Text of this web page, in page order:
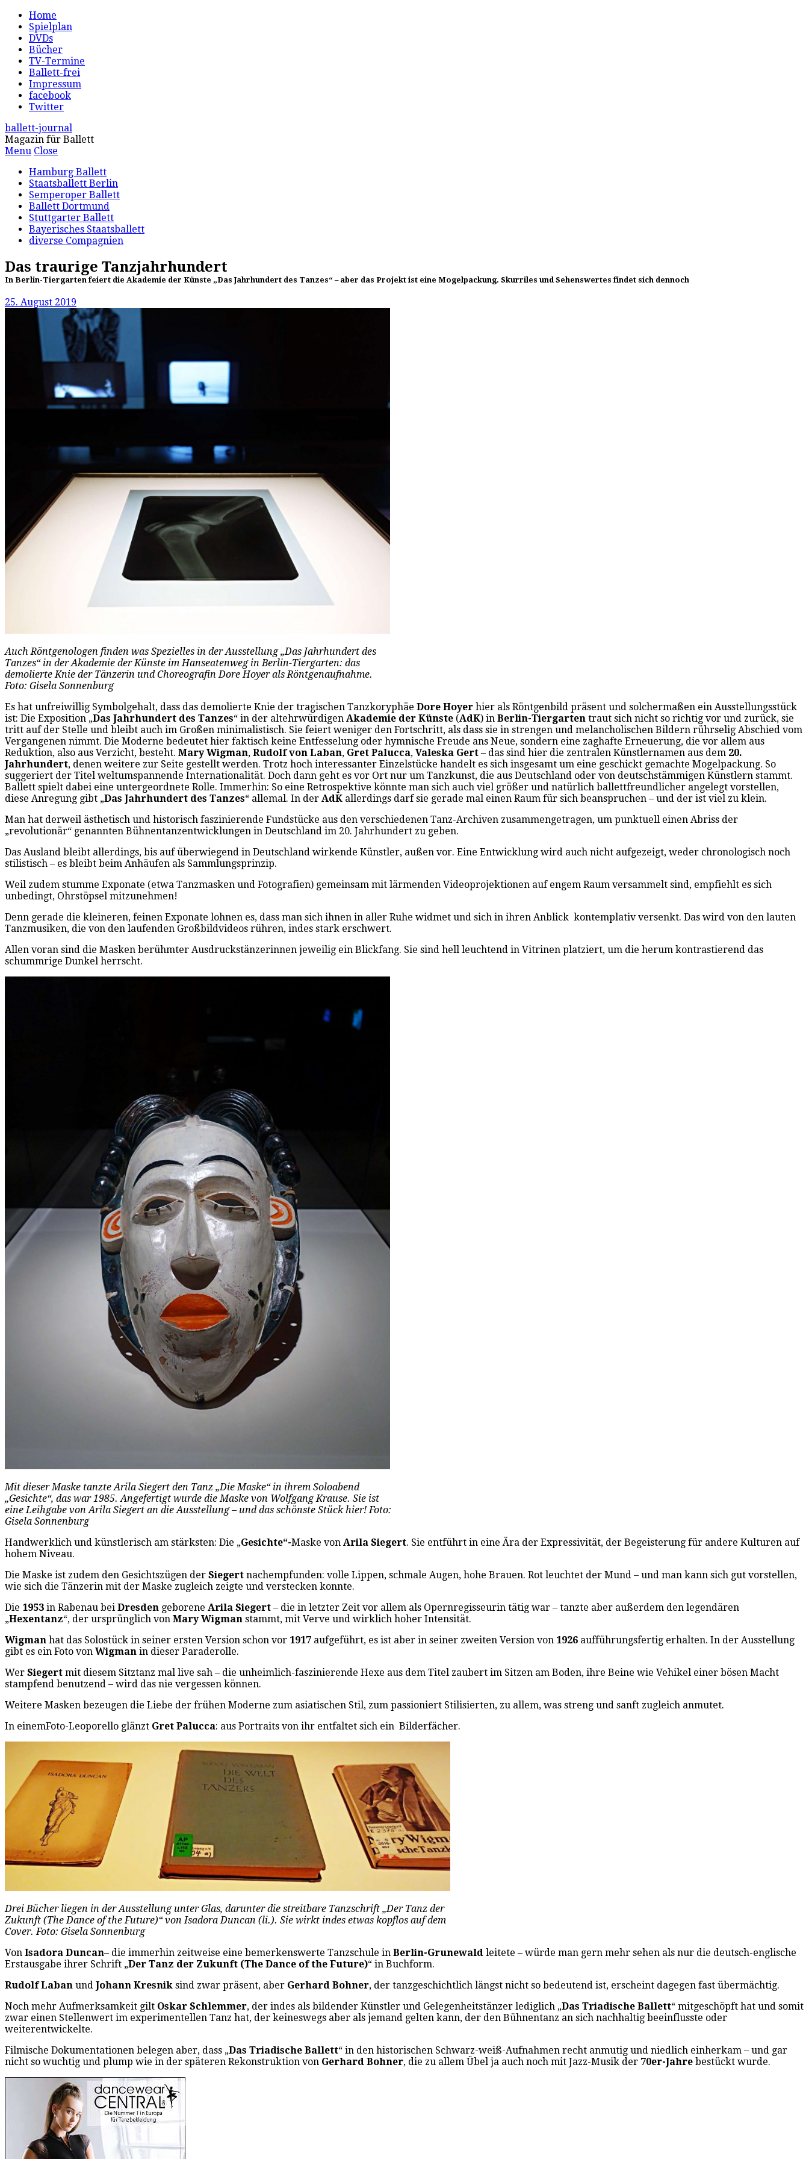
Home
Spielplan
DVDs
Bücher
TV-Termine
Ballett-frei
Impressum
facebook
Twitter
ballett-journal
Magazin für Ballett
Menu Close
Hamburg Ballett
Staatsballett Berlin
Semperoper Ballett
Ballett Dortmund
Stuttgarter Ballett
Bayerisches Staatsballett
diverse Compagnien
Das traurige Tanzjahrhundert
In Berlin-Tiergarten feiert die Akademie der Künste „Das Jahrhundert des Tanzes“ – aber das Projekt ist eine Mogelpackung. Skurriles und Sehenswertes findet sich dennoch
25. August 2019
Auch Röntgenologen finden was Spezielles in der Ausstellung „Das Jahrhundert des
Tanzes“ in der Akademie der Künste im Hanseatenweg in Berlin-Tiergarten: das
demolierte Knie der Tänzerin und Choreografin Dore Hoyer als Röntgenaufnahme.
Foto: Gisela Sonnenburg
Es hat unfreiwillig Symbolgehalt, dass das demolierte Knie der tragischen Tanzkoryphäe Dore Hoyer hier als Röntgenbild präsent und solchermaßen ein Ausstellungsstück
ist: Die Exposition „Das Jahrhundert des Tanzes“ in der altehrwürdigen Akademie der Künste (AdK) in Berlin-Tiergarten traut sich nicht so richtig vor und zurück, sie
tritt auf der Stelle und bleibt auch im Großen minimalistisch. Sie feiert weniger den Fortschritt, als dass sie in strengen und melancholischen Bildern rührselig Abschied vom
Vergangenen nimmt. Die Moderne bedeutet hier faktisch keine Entfesselung oder hymnische Freude ans Neue, sondern eine zaghafte Erneuerung, die vor allem aus
Reduktion, also aus Verzicht, besteht. Mary Wigman, Rudolf von Laban, Gret Palucca, Valeska Gert – das sind hier die zentralen Künstlernamen aus dem 20.
Jahrhundert, denen weitere zur Seite gestellt werden. Trotz hoch interessanter Einzelstücke handelt es sich insgesamt um eine geschickt gemachte Mogelpackung. So
suggeriert der Titel weltumspannende Internationalität. Doch dann geht es vor Ort nur um Tanzkunst, die aus Deutschland oder von deutschstämmigen Künstlern stammt.
Ballett spielt dabei eine untergeordnete Rolle. Immerhin: So eine Retrospektive könnte man sich auch viel größer und natürlich ballettfreundlicher angelegt vorstellen,
diese Anregung gibt „Das Jahrhundert des Tanzes“ allemal. In der AdK allerdings darf sie gerade mal einen Raum für sich beanspruchen – und der ist viel zu klein.
Man hat derweil ästhetisch und historisch faszinierende Fundstücke aus den verschiedenen Tanz-Archiven zusammengetragen, um punktuell einen Abriss der
„revolutionär“ genannten Bühnentanzentwicklungen in Deutschland im 20. Jahrhundert zu geben.
Das Ausland bleibt allerdings, bis auf überwiegend in Deutschland wirkende Künstler, außen vor. Eine Entwicklung wird auch nicht aufgezeigt, weder chronologisch noch
stilistisch – es bleibt beim Anhäufen als Sammlungsprinzip.
Weil zudem stumme Exponate (etwa Tanzmasken und Fotografien) gemeinsam mit lärmenden Videoprojektionen auf engem Raum versammelt sind, empfiehlt es sich
unbedingt, Ohrstöpsel mitzunehmen!
Denn gerade die kleineren, feinen Exponate lohnen es, dass man sich ihnen in aller Ruhe widmet und sich in ihren Anblick kontemplativ versenkt. Das wird von den lauten
Tanzmusiken, die von den laufenden Großbildvideos rühren, indes stark erschwert.
Allen voran sind die Masken berühmter Ausdruckstänzerinnen jeweilig ein Blickfang. Sie sind hell leuchtend in Vitrinen platziert, um die herum kontrastierend das
schummrige Dunkel herrscht.
Mit dieser Maske tanzte Arila Siegert den Tanz „Die Maske“ in ihrem Soloabend
„Gesichte“, das war 1985. Angefertigt wurde die Maske von Wolfgang Krause. Sie ist
eine Leihgabe von Arila Siegert an die Ausstellung – und das schönste Stück hier! Foto:
Gisela Sonnenburg
Handwerklich und künstlerisch am stärksten: Die „Gesichte“-Maske von Arila Siegert. Sie entführt in eine Ära der Expressivität, der Begeisterung für andere Kulturen auf
hohem Niveau.
Die Maske ist zudem den Gesichtszügen der Siegert nachempfunden: volle Lippen, schmale Augen, hohe Brauen. Rot leuchtet der Mund – und man kann sich gut vorstellen,
wie sich die Tänzerin mit der Maske zugleich zeigte und verstecken konnte.
Die 1953 in Rabenau bei Dresden geborene Arila Siegert – die in letzter Zeit vor allem als Opernregisseurin tätig war – tanzte aber außerdem den legendären
„Hexentanz“, der ursprünglich von Mary Wigman stammt, mit Verve und wirklich hoher Intensität.
Wigman hat das Solostück in seiner ersten Version schon vor 1917 aufgeführt, es ist aber in seiner zweiten Version von 1926 aufführungsfertig erhalten. In der Ausstellung
gibt es ein Foto von Wigman in dieser Paraderolle.
Wer Siegert mit diesem Sitztanz mal live sah – die unheimlich-faszinierende Hexe aus dem Titel zaubert im Sitzen am Boden, ihre Beine wie Vehikel einer bösen Macht
stampfend benutzend – wird das nie vergessen können.
Weitere Masken bezeugen die Liebe der frühen Moderne zum asiatischen Stil, zum passioniert Stilisierten, zu allem, was streng und sanft zugleich anmutet.
In einemFoto-Leoporello glänzt Gret Palucca: aus Portraits von ihr entfaltet sich ein Bilderfächer.
Drei Bücher liegen in der Ausstellung unter Glas, darunter die streitbare Tanzschrift „Der Tanz der
Zukunft (The Dance of the Future)“ von Isadora Duncan (li.). Sie wirkt indes etwas kopflos auf dem
Cover. Foto: Gisela Sonnenburg
Von Isadora Duncan– die immerhin zeitweise eine bemerkenswerte Tanzschule in Berlin-Grunewald leitete – würde man gern mehr sehen als nur die deutsch-englische
Erstausgabe ihrer Schrift „Der Tanz der Zukunft (The Dance of the Future)“ in Buchform.
Rudolf Laban und Johann Kresnik sind zwar präsent, aber Gerhard Bohner, der tanzgeschichtlich längst nicht so bedeutend ist, erscheint dagegen fast übermächtig.
Noch mehr Aufmerksamkeit gilt Oskar Schlemmer, der indes als bildender Künstler und Gelegenheitstänzer lediglich „Das Triadische Ballett“ mitgeschöpft hat und somit
zwar einen Stellenwert im experimentellen Tanz hat, der keineswegs aber als jemand gelten kann, der den Bühnentanz an sich nachhaltig beeinflusste oder
weiterentwickelte.
Filmische Dokumentationen belegen aber, dass „Das Triadische Ballett“ in den historischen Schwarz-weiß-Aufnahmen recht anmutig und niedlich einherkam – und gar
nicht so wuchtig und plump wie in der späteren Rekonstruktion von Gerhard Bohner, die zu allem Übel ja auch noch mit Jazz-Musik der 70er-Jahre bestückt wurde.